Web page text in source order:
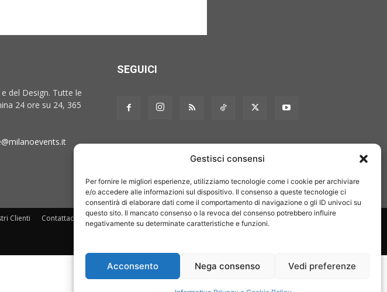
Gestisci consensi
Per fornire le migliori esperienze, utilizziamo tecnologie come i cookie per archiviare
e/o accedere alle informazioni sul dispositivo. Il consenso a queste tecnologie ci
consentirà di elaborare dati come il comportamento di navigazione o gli ID univoci su
questo sito. Il mancato consenso o la revoca del consenso potrebbero influire
negativamente su determinate caratteristiche e funzioni.
Acconsento Nega consenso Vedi preferenze
del Design. Tutte le
24 ore su 24, 365
SEGUICI
Clienti Contattaci Collabora con noi Pubblicità Privacy policy Linee editoriali